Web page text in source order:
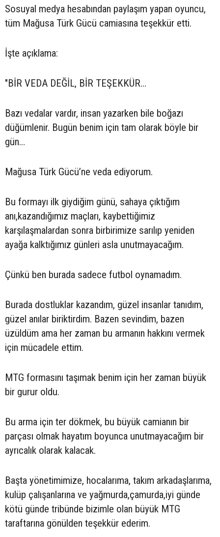
Sosuyal medya hesabından paylaşım yapan oyuncu,
tüm Mağusa Türk Gücü camiasına teşekkür etti.
İşte açıklama:
"BİR VEDA DEĞİL, BİR TEŞEKKÜR…
Bazı vedalar vardır, insan yazarken bile boğazı
düğümlenir. Bugün benim için tam olarak böyle bir
gün…
Mağusa Türk Gücü’ne veda ediyorum.
Bu formayı ilk giydiğim günü, sahaya çıktığım
anı,kazandığımız maçları, kaybettiğimiz
karşılaşmalardan sonra birbirimize sarılıp yeniden
ayağa kalktığımız günleri asla unutmayacağım.
Çünkü ben burada sadece futbol oynamadım.
Burada dostluklar kazandım, güzel insanlar tanıdım,
güzel anılar biriktirdim. Bazen sevindim, bazen
üzüldüm ama her zaman bu armanın hakkını vermek
için mücadele ettim.
MTG formasını taşımak benim için her zaman büyük
bir gurur oldu.
Bu arma için ter dökmek, bu büyük camianın bir
parçası olmak hayatım boyunca unutmayacağım bir
ayrıcalık olarak kalacak.
Başta yönetimimize, hocalarıma, takım arkadaşlarıma,
kulüp çalışanlarına ve yağmurda,çamurda,iyi günde
kötü günde tribünde bizimle olan büyük MTG
taraftarına gönülden teşekkür ederim.